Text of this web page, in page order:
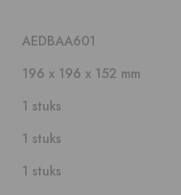
AEDBAA601
196 x 196 x 152 mm
1 stuks
1 stuks
1 stuks